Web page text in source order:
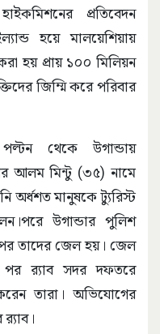
প্রতিবেদন
হয়ে মালয়েশিয়ায়
হয় প্রায় ১০০ মিলিয়ন
জিম্মি করে পরিবার
থেকে উগান্ডায়
আলম মিন্টু (৩৫) নামে
অর্ধশত মানুষকে ট্যুরিস্ট
উগান্ডার পুলিশ
তাদের জেল হয়। জেল
র‌্যাব সদর দফতরে
তারা। অভিযোগের